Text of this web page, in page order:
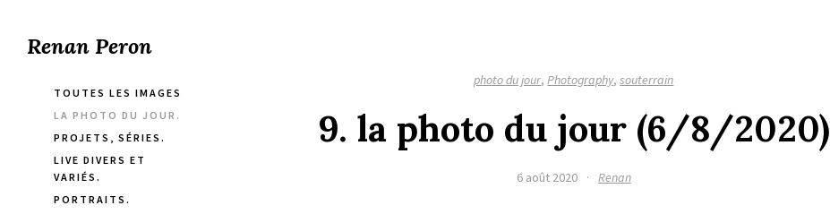
Renan Peron
TOUTES LES IMAGES
LA PHOTO DU JOUR.
PROJETS, SÉRIES.
LIVE DIVERS ET
VARIÉS.
PORTRAITS.
photo du jour,Photography,souterrain
9. la photo du jour (6/8/2020)
6 août 2020 · Renan